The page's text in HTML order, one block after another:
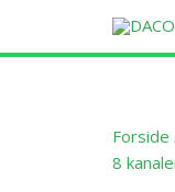
Forside
8